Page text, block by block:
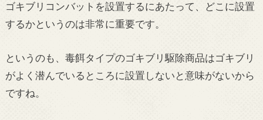
ゴキブリコンバットを設置するにあたって、どこに設置
するかというのは非常に重要です。
というのも、毒餌タイプのゴキブリ駆除商品はゴキブリ
がよく潜んでいるところに設置しないと意味がないから
ですね。